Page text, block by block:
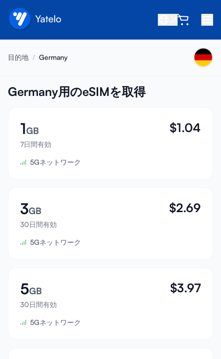
会社概要
友達を紹介
アフィリエイトになる
ヘルプセンター
デバイス互換性
サインイン
目的地 / Germany
Germany用のeSIMを取得
1GB
7日間有効
$1.04
5Gネットワーク
3GB
30日間有効
$2.69
5Gネットワーク
5GB
30日間有効
$3.97
5Gネットワーク